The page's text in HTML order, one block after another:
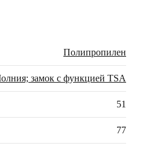
Полипропилен
замок с функцией TSA
51
77